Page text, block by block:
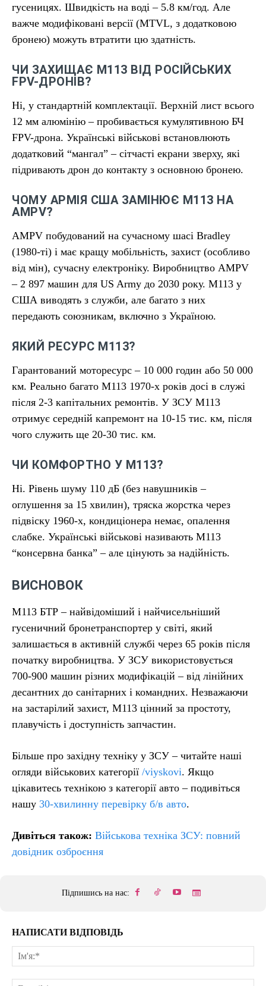
гусеницях. Швидкість на воді – 5.8 км/год. Але
важче модифіковані версії (MTVL, з додатковою
бронею) можуть втратити цю здатність.
ЧИ ЗАХИЩАЄ М113 ВІД РОСІЙСЬКИХ
FPV-ДРОНІВ?
Ні, у стандартній комплектації. Верхній лист всього
12 мм алюмінію – пробивається кумулятивною БЧ
FPV-дрона. Українські військові встановлюють
додатковий “мангал” – сітчасті екрани зверху, які
підривають дрон до контакту з основною бронею.
ЧОМУ АРМІЯ США ЗАМІНЮЄ М113 НА
AMPV?
AMPV побудований на сучасному шасі Bradley
(1980-ті) і має кращу мобільність, захист (особливо
від мін), сучасну електроніку. Виробництво AMPV
– 2 897 машин для US Army до 2030 року. М113 у
США виводять з служби, але багато з них
передають союзникам, включно з Україною.
ЯКИЙ РЕСУРС М113?
Гарантований моторесурс – 10 000 годин або 50 000
км. Реально багато М113 1970-х років досі в служі
після 2-3 капітальних ремонтів. У ЗСУ М113
отримує середній капремонт на 10-15 тис. км, після
чого служить ще 20-30 тис. км.
ЧИ КОМФОРТНО У М113?
Нi. Рівень шуму 110 дБ (без навушників –
оглушення за 15 хвилин), тряска жорстка через
підвіску 1960-х, кондиціонера немає, опалення
слабке. Українські військові називають М113
“консервна банка” – але цінують за надійність.
ВИСНОВОК
М113 БТР – найвідоміший і найчисельніший
гусеничний бронетранспортер у світі, який
залишається в активній службі через 65 років після
початку виробництва. У ЗСУ використовується
700-900 машин різних модифікацій – від лінійних
десантних до санітарних і командних. Незважаючи
на застарілий захист, М113 цінний за простоту,
плавучість і доступність запчастин.
Більше про західну техніку у ЗСУ – читайте наші
огляди військових категорії /viyskovi. Якщо
цікавитесь технікою з категорії авто – подивіться
нашу 30-хвилинну перевірку б/в авто.
Дивіться також: Військова техніка ЗСУ: повний
довідник озброєння
Підпишись на нас:
НАПИСАТИ ВІДПОВІДЬ